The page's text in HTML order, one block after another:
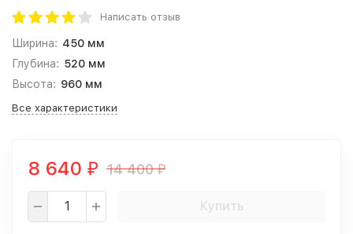
Написать отзыв
Ширина: 450 мм
Глубина: 520 мм
Высота: 960 мм
Все характеристики
8 640 ₽ 14 400₽
Купить